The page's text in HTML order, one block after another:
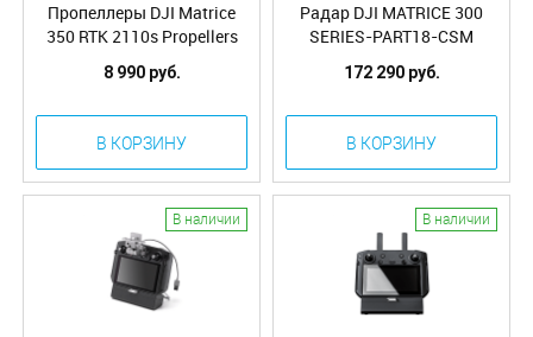
Пропеллеры DJI Matrice
350 RTK 2110s Propellers
(Pair)
8 990 руб.
В КОРЗИНУ
Радар DJI MATRICE 300
SERIES-PART18-CSM
Radar
172 290 руб.
В КОРЗИНУ
В наличии В наличии